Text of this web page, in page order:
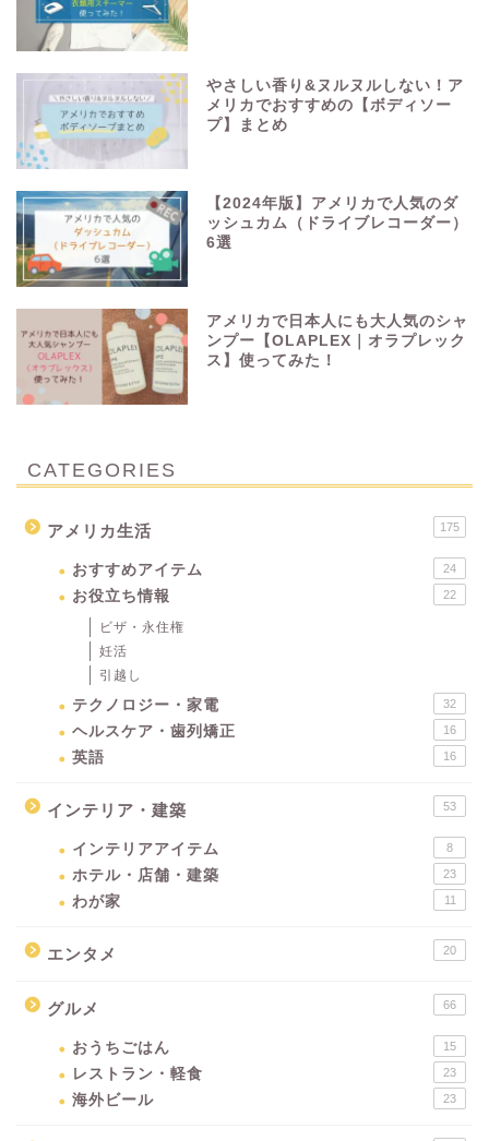
やさしい香り&ヌルヌルしない！ア
メリカでおすすめの【ボディソー
プ】まとめ
【2024年版】アメリカで人気のダ
ッシュカム（ドライブレコーダー）
6選
アメリカで日本人にも大人気のシャ
ンプー【OLAPLEX｜オラプレック
ス】使ってみた！
CATEGORIES
アメリカ生活 175
おすすめアイテム 24
お役立ち情報 22
ビザ・永住権
妊活
引越し
テクノロジー・家電 32
ヘルスケア・歯列矯正 16
英語 16
インテリア・建築 53
インテリアアイテム 8
ホテル・店舗・建築 23
わが家 11
エンタメ 20
グルメ 66
おうちごはん 15
レストラン・軽食 23
海外ビール 23